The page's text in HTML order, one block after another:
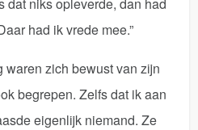
had ik vrede mee.”
waren zich bewust van zijn
begrepen. Zelfs dat ik aan
eigenlijk niemand. Ze